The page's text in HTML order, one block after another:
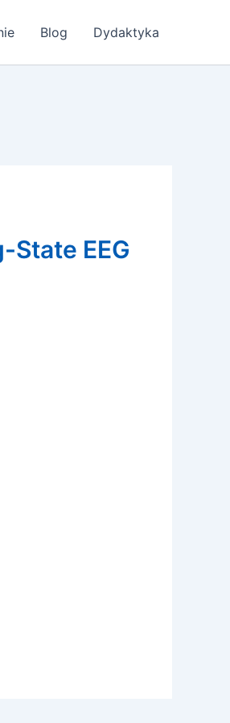
Blog Dydaktyka
EEG